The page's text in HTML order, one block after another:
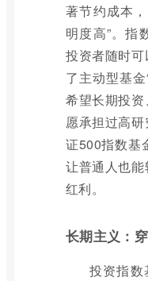
著节约成本
明度高”。指
投资者随时
了主动型基
希望长期投
愿承担过高
证500指数基
让普通人也
红利。
长期主义：
投资指数